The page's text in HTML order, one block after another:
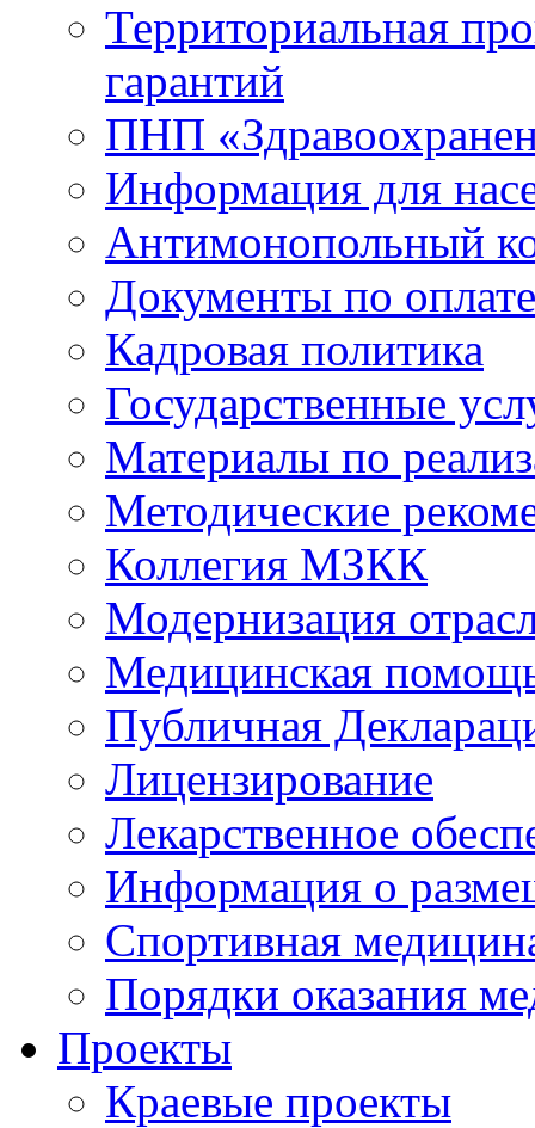
Территориальная
гарантий
ПНП
Информация для
Антимонопольный
Документы по
Кадровая политика
Государственные
Материалы по
Методические
Коллегия МЗКК
Модернизация
Медицинская
Публичная
Лицензирование
Лекарственное
Информация о
Спортивная
Порядки оказания
Проекты
Краевые проекты